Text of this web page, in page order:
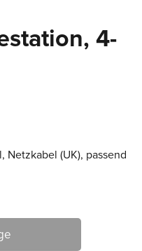
4-
Netzkabel (UK), passend